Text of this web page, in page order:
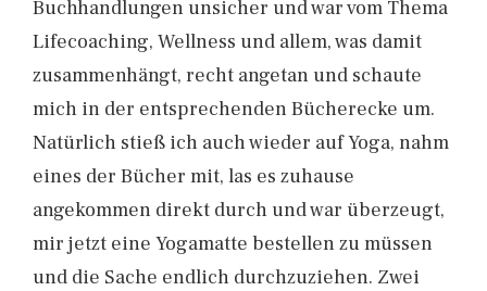
Buchhandlungen unsicher und war vom Thema
Lifecoaching, Wellness und allem, was damit
zusammenhängt, recht angetan und schaute
mich in der entsprechenden Bücherecke um.
Natürlich stieß ich auch wieder auf Yoga, nahm
eines der Bücher mit, las es zuhause
angekommen direkt durch und war überzeugt,
mir jetzt eine Yogamatte bestellen zu müssen
und die Sache endlich durchzuziehen. Zwei